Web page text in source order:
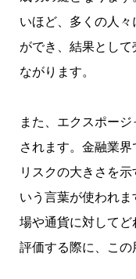
いほど、多くの人
ができ、結果とし
ながります。
また、エクスポー
されます。金融業
リスクの大きさを
いう言葉が使われ
場や通貨に対して
評価する際に、この